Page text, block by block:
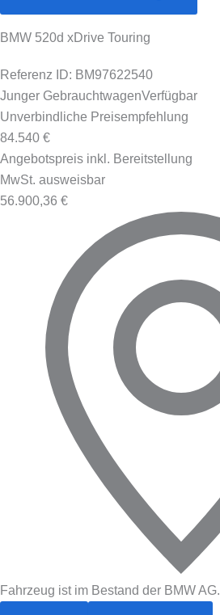
BMW 520d xDrive Touring
Referenz ID: BM97622540
Junger GebrauchtwagenVerfügbar
Unverbindliche Preisempfehlung
84.540 €
Angebotspreis inkl. Bereitstellung
MwSt. ausweisbar
56.900,36 €
Fahrzeug ist im Bestand der BMW AG.